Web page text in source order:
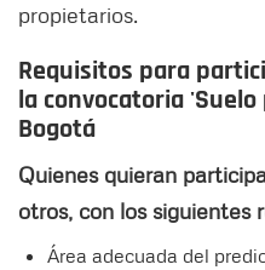
propietarios.
Requisitos para
la convocatoria
Bogotá
Quienes quieran
otros, con los siguientes
Área adecuada del